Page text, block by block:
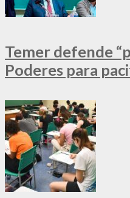
Temer defende
Poderes para